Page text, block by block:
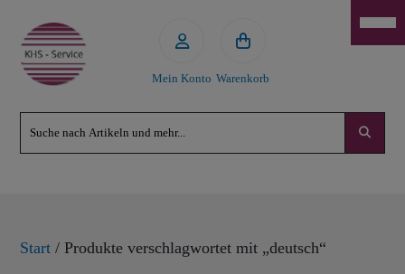
Mein Konto Warenkorb
Start / Produkte verschlagwortet mit „deutsch“